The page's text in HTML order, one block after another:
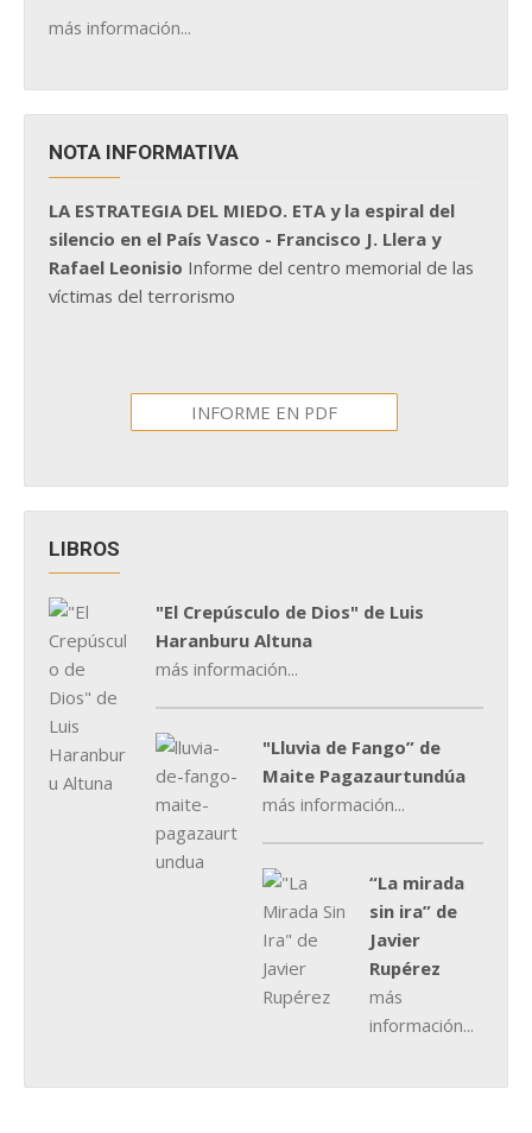
más información...
NOTA INFORMATIVA
LA ESTRATEGIA DEL MIEDO. ETA y la espiral del
silencio en el País Vasco - Francisco J. Llera y
Rafael Leonisio Informe del centro memorial de las
víctimas del terrorismo
INFORME EN PDF
LIBROS
"El Crepúsculo de Dios" de Luis
Haranburu Altuna
más información...
"Lluvia de Fango” de
Maite Pagazaurtundúa
más información...
“La mirada
sin ira” de
Javier
Rupérez
más
información...